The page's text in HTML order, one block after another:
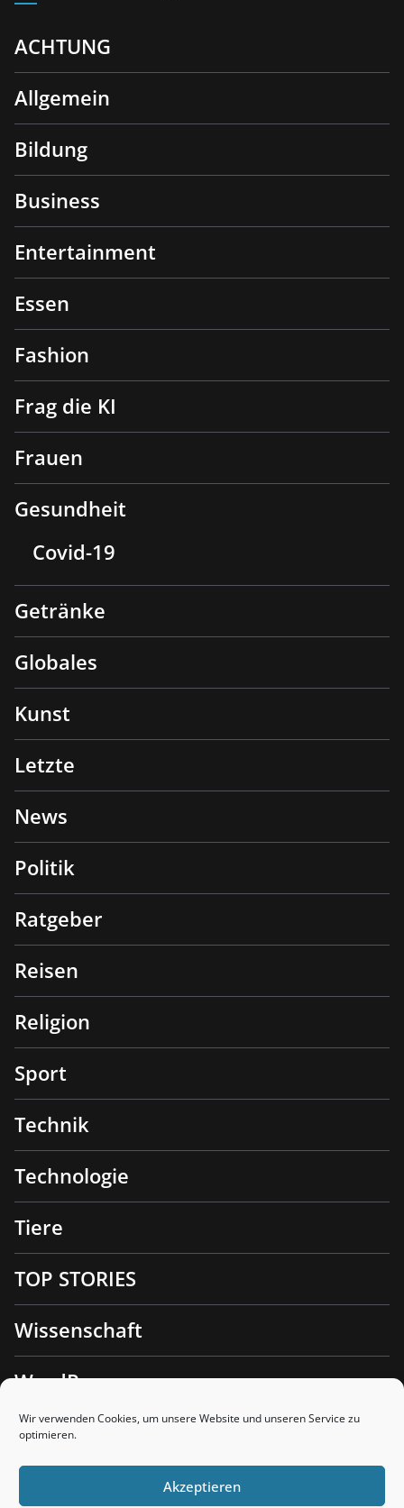
Wir verwenden Cookies, um unsere Website und unseren Service zu
optimieren.
Akzeptieren
ACHTUNG
Allgemein
Bildung
Business
Entertainment
Essen
Fashion
Frag die KI
Frauen
Gesundheit
Covid-19
Getränke
Globales
Kunst
Letzte
News
Politik
Ratgeber
Reisen
Religion
Sport
Technik
Technologie
Tiere
TOP STORIES
Wissenschaft
WordPress
Copyright © 2026Blitzinfo.com